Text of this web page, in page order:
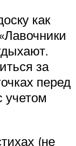
как
за
перед
(не